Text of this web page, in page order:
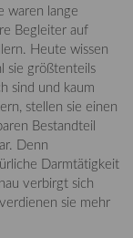
waren lange
Begleiter auf
Heute wissen
sie größtenteils
sind und kaum
stellen sie einen
Bestandteil
Denn
Darmtätigkeit
verbirgt sich
sie mehr